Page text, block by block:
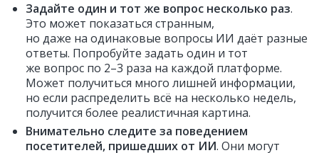
Задайте один и тот же вопрос несколько раз.
Это может показаться странным,
но даже на одинаковые вопросы ИИ даёт разные
ответы. Попробуйте задать один и тот
же вопрос по 2–3 раза на каждой платформе.
Может получиться много лишней информации,
но если распределить всё на несколько недель,
получится более реалистичная картина.
Внимательно следите за поведением
посетителей, пришедших от ИИ. Они могут